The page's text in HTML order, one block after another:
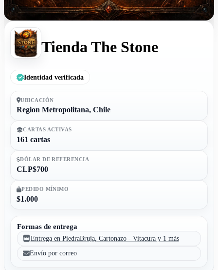
Tienda The Stone
Identidad verificada
UBICACIÓN
Region Metropolitana, Chile
CARTAS ACTIVAS
161 cartas
DÓLAR DE REFERENCIA
CLP$700
PEDIDO MÍNIMO
$1.000
Formas de entrega
Entrega en PiedraBruja, Cartonazo - Vitacura y 1 más
Envío por correo